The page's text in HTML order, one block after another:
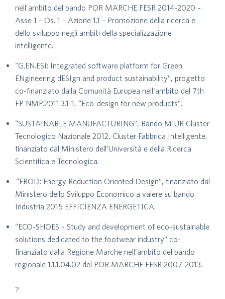
nell’ambito del bando POR MARCHE FESR 2014-2020 –
Asse 1 – Os. 1 – Azione 1.1 – Promozione della ricerca e
dello sviluppo negli ambiti della specializzazione
intelligente.
“G.EN.ESI: Integrated software platform for Green
ENgineering dESIgn and product sustainability”, progetto
co-finanziato dalla Comunità Europea nell’ambito del 7th
FP NMP.2011.3.1-1, “Eco-design for new products”.
“SUSTAINABLE MANUFACTURING”, Bando MIUR Cluster
Tecnologico Nazionale 2012, Cluster Fabbrica Intelligente,
finanziato dal Ministero dell’Università e della Ricerca
Scientifica e Tecnologica.
“EROD: Energy Reduction Oriented Design”, finanziato dal
Ministero dello Sviluppo Economico a valere su bando
Industria 2015 EFFICIENZA ENERGETICA.
“ECO-SHOES – Study and development of eco-sustainable
solutions dedicated to the footwear industry” co-
finanziato dalla Regione Marche nell’ambito del bando
regionale 1.1.1.04.02 del POR MARCHE FESR 2007-2013.
?